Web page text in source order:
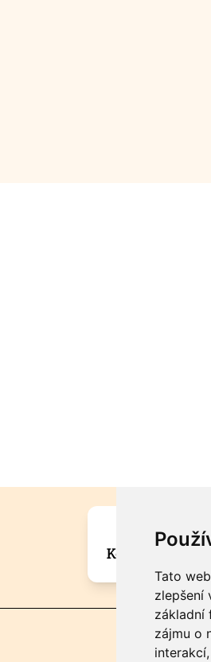
Tato
zlepšení
základní
zájmu o
interakcí,
Máte
Kontaktujte